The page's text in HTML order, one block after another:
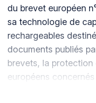
du brevet européen
sa technologie de
rechargeables
documents publiés
brevets, la protection
européens